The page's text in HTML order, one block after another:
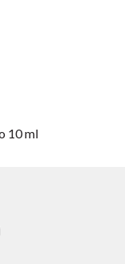
10 ml